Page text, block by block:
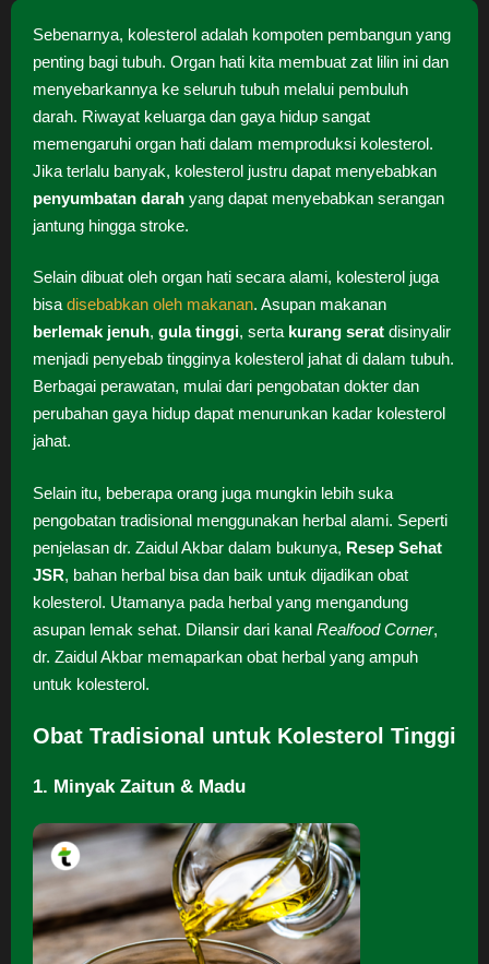
Sebenarnya, kolesterol adalah kompoten pembangun yang
penting bagi tubuh. Organ hati kita membuat zat lilin ini dan
menyebarkannya ke seluruh tubuh melalui pembuluh
darah. Riwayat keluarga dan gaya hidup sangat
memengaruhi organ hati dalam memproduksi kolesterol.
Jika terlalu banyak, kolesterol justru dapat menyebabkan
penyumbatan darah yang dapat menyebabkan serangan
jantung hingga stroke.
Selain dibuat oleh organ hati secara alami, kolesterol juga
bisa disebabkan oleh makanan. Asupan makanan
berlemak jenuh, gula tinggi, serta kurang serat disinyalir
menjadi penyebab tingginya kolesterol jahat di dalam tubuh.
Berbagai perawatan, mulai dari pengobatan dokter dan
perubahan gaya hidup dapat menurunkan kadar kolesterol
jahat.
Selain itu, beberapa orang juga mungkin lebih suka
pengobatan tradisional menggunakan herbal alami. Seperti
penjelasan dr. Zaidul Akbar dalam bukunya, Resep Sehat
JSR, bahan herbal bisa dan baik untuk dijadikan obat
kolesterol. Utamanya pada herbal yang mengandung
asupan lemak sehat. Dilansir dari kanal Realfood Corner,
dr. Zaidul Akbar memaparkan obat herbal yang ampuh
untuk kolesterol.
Obat Tradisional untuk Kolesterol Tinggi
1. Minyak Zaitun & Madu